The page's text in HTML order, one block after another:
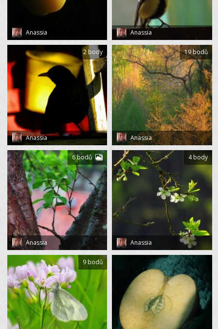
Anassia Anassia
Anassia
2 body
Anassia
19 bodů
Anassia
6 bodů
Anassia
4 body
9 bodů